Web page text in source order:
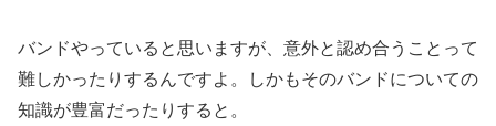
バンドやっていると思いますが、意外と認め合うことって
難しかったりするんですよ。しかもそのバンドについての
知識が豊富だったりすると。